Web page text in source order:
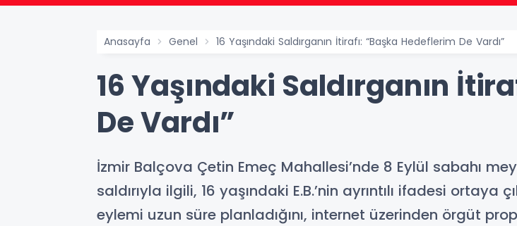
Anasayfa Genel 16 Yaşındaki Saldırganın İtirafı: “Başka Hedeflerim De Vardı”
16 Yaşındaki Saldırganın
De Vardı”
İzmir Balçova Çetin Emeç Mahallesi’nde 8 Eylül sabahı
saldırıyla ilgili, 16 yaşındaki E.B.’nin ayrıntılı ifadesi ortaya
eylemi uzun süre planladığını, internet üzerinden örgüt